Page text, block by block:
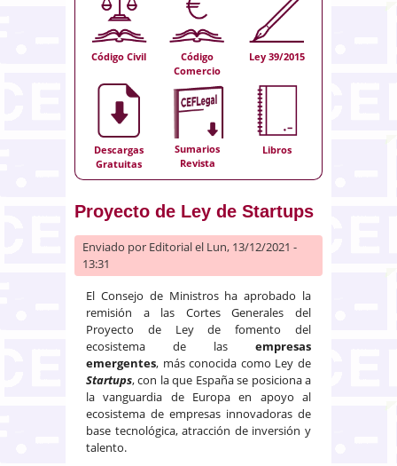
Código Civil
Código
Comercio
Ley 39/2015
Descargas
Gratuitas
Sumarios
Revista
Libros
Proyecto de Ley de Startups
Enviado por Editorialel Lun, 13/12/2021 -
13:31
El Consejo de Ministros ha aprobado la
remisión a las Cortes Generales del
Proyecto de Ley de fomento del
ecosistema de las empresas
emergentes, más conocida como Ley de
Startups, con la que España se posiciona a
la vanguardia de Europa en apoyo al
ecosistema de empresas innovadoras de
base tecnológica, atracción de inversión y
talento.